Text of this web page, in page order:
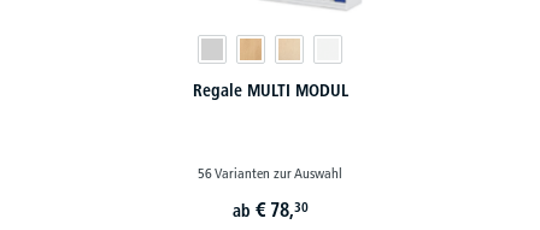
Regale MULTI MODUL
56 Varianten zur Auswahl
ab € 78,30